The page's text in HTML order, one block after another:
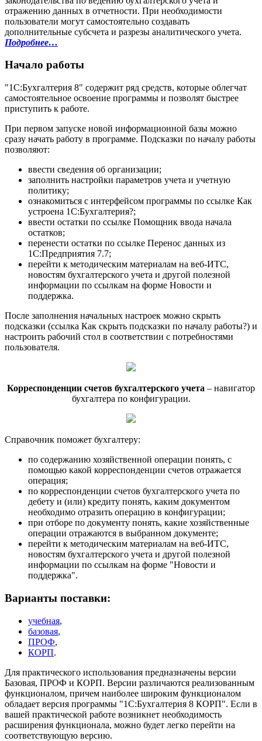
отражению данных в отчетности. При необходимости
пользователи могут самостоятельно создавать
дополнительные субсчета и разрезы аналитического учета.
Подробнее…
Начало работы
"1С:Бухгалтерия 8" содержит ряд средств, которые облегчат
самостоятельное освоение программы и позволят быстрее
приступить к работе.
При первом запуске новой информационной базы можно
сразу начать работу в программе. Подсказки по началу работы
позволяют:
ввести сведения об организации;
заполнить настройки параметров учета и учетную
политику;
ознакомиться с интерфейсом программы по ссылке Как
устроена 1С:Бухгалтерия?;
ввести остатки по ссылке Помощник ввода начала
остатков;
перенести остатки по ссылке Перенос данных из
1С:Предприятия 7.7;
перейти к методическим материалам на веб-ИТС,
новостям бухгалтерского учета и другой полезной
информации по ссылкам на форме Новости и
поддержка.
После заполнения начальных настроек можно скрыть
подсказки (ссылка Как скрыть подсказки по началу работы?) и
настроить рабочий стол в соответствии с потребностями
пользователя.
Корреспонденции счетов бухгалтерского учета – навигатор
бухгалтера по конфигурации.
Справочник поможет бухгалтеру:
по содержанию хозяйственной операции понять, с
помощью какой корреспонденции счетов отражается
операция;
по корреспонденции счетов бухгалтерского учета по
дебету и (или) кредиту понять, каким документом
необходимо отразить операцию в конфигурации;
при отборе по документу понять, какие хозяйственные
операции отражаются в выбранном документе;
перейти к методическим материалам на веб-ИТС,
новостям бухгалтерского учета и другой полезной
информации по ссылкам на форме "Новости и
поддержка".
Варианты поставки:
учебная,
базовая,
ПРОФ,
КОРП.
Для практического использования предназначены версии
Базовая, ПРОФ и КОРП. Версии различаются реализованным
функционалом, причем наиболее широким функционалом
обладает версия программы "1С:Бухгалтерия 8 КОРП". Если в
вашей практической работе возникнет необходимость
расширения функционала, можно будет легко перейти на
соответствующую версию.